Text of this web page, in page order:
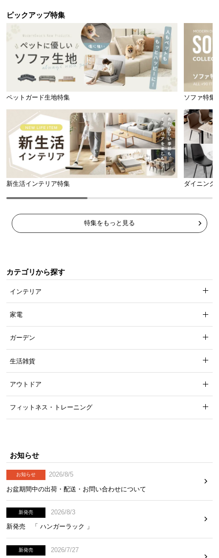
ピックアップ特集
ペットガード生地特集 ソファ特集
新生活インテリア特集 ダイニング
特集をもっと見る
カテゴリから探す
インテリア
家電
ガーデン
生活雑貨
アウトドア
フィットネス・トレーニング
お知らせ
お知らせ
2026/8/5
お盆期間中の出荷・配送・お問い合わせについて
新発売
2026/8/3
新発売 「 ハンガーラック 」
新発売
2026/7/27